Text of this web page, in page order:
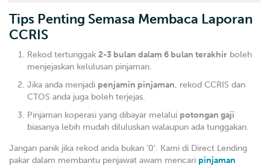
Tips Penting Semasa Membaca Laporan
CCRIS
Rekod tertunggak 2-3 bulan dalam 6 bulan terakhir boleh
menjejaskan kelulusan pinjaman.
Jika anda menjadi penjamin pinjaman, rekod CCRIS dan
CTOS anda juga boleh terjejas.
Pinjaman koperasi yang dibayar melalui potongan gaji
biasanya lebih mudah diluluskan walaupun ada tunggakan.
Jangan panik jika rekod anda bukan '0'. Kami di Direct Lending
pakar dalam membantu penjawat awam mencari pinjaman